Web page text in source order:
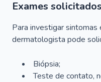
Exames
Para investigar sintomas
dermatologista pode
Biópsia;
Teste de contato,